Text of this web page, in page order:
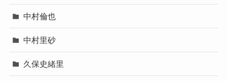
中村倫也
中村里砂
久保史緒里